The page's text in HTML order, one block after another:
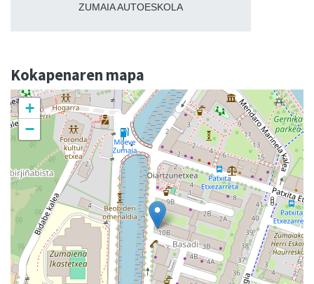
ZUMAIA AUTOESKOLA
Kokapenaren mapa
+
−